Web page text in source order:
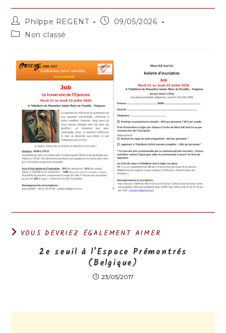
Auteur/autrice
de
la
Philppe REGENT
Publication
09/05/2026
PostNon classé
VOUS DEVRIEZ ÉGALEMENT AIMER
2e seuil à l’Espace Prémontrés
(Belgique)
23/05/2017